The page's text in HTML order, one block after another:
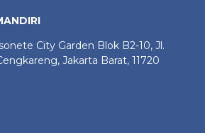
City Garden Blok B2-10, Jl.
Jakarta Barat, 11720